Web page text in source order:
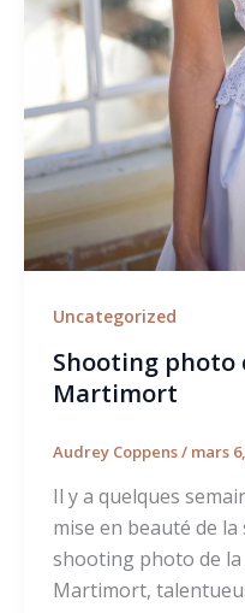
Uncategorized
Shooting photo
Martimort
Audrey Coppens/ mars
Il y a quelques
mise en beauté de
shooting photo de la
Martimort,